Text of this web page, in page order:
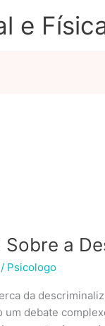
e
Sobre a
/ Psicologo
da
um debate